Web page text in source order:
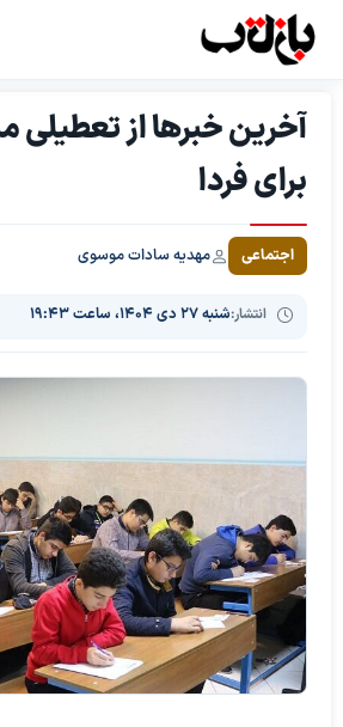
آخرین خبرها از
برای فردا
اجتماعی مهدیه سادات موسوی
انتشار:شنبه ۲۷ دی ۱۴۰۴، ساعت ۱۹:۴۳